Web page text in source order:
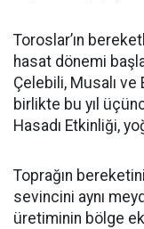
Toroslar’ın
hasat dönemi
Çelebili, Musalı ve
birlikte bu yıl
Hasadı Etkinliği,
Toprağın
sevincini aynı
üretiminin bölge